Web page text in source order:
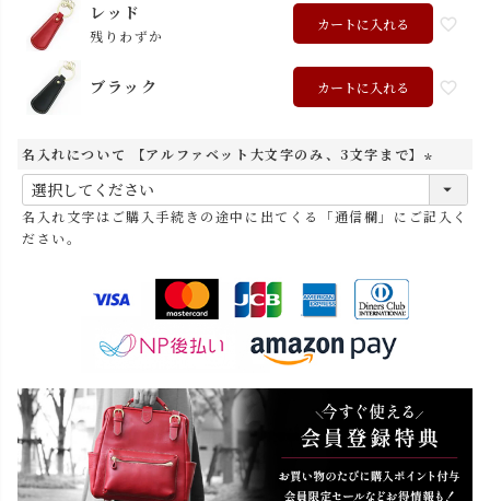
レッド
残りわずか
カートに入れる
ブラック カートに入れる
名入れについて 【アルファベット大文字のみ、3文字まで】
必
須
名入れ文字はご購入手続きの途中に出てくる「通信欄」にご記入く
ださい。